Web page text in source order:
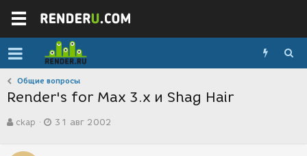
Общие вопросы
Render's for Max 3.x и Shag Hair
в
о
ckap
а
31 авг 2002